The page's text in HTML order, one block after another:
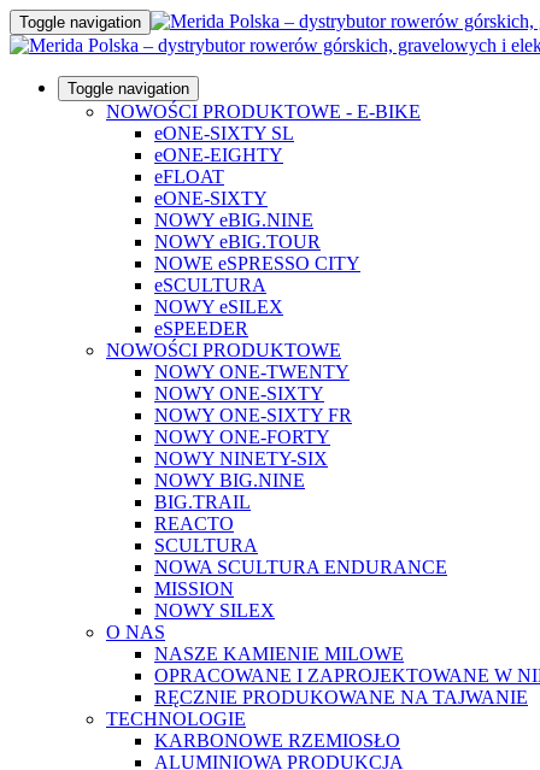
Toggle navigation
Toggle navigation
NOWOŚCI PRODUKTOWE - E-BIKE
eONE-SIXTY SL
eONE-EIGHTY
eFLOAT
eONE-SIXTY
NOWY eBIG.NINE
NOWY eBIG.TOUR
NOWE eSPRESSO CITY
eSCULTURA
NOWY eSILEX
eSPEEDER
NOWOŚCI PRODUKTOWE
NOWY ONE-TWENTY
NOWY ONE-SIXTY
NOWY ONE-SIXTY FR
NOWY ONE-FORTY
NOWY NINETY-SIX
NOWY BIG.NINE
BIG.TRAIL
REACTO
SCULTURA
NOWA SCULTURA ENDURANCE
MISSION
NOWY SILEX
O NAS
NASZE KAMIENIE MILOWE
OPRACOWANE I ZAPROJEKTOWANE W
RĘCZNIE PRODUKOWANE NA TAJWANIE
TECHNOLOGIE
KARBONOWE RZEMIOSŁO
ALUMINIOWA PRODUKCJA